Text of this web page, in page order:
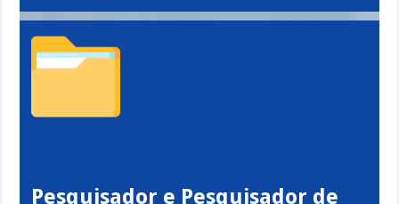
Pesquisador e Pesquisador de